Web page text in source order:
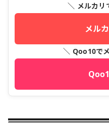
＼ メルカリ
メル
＼ Qoo10で